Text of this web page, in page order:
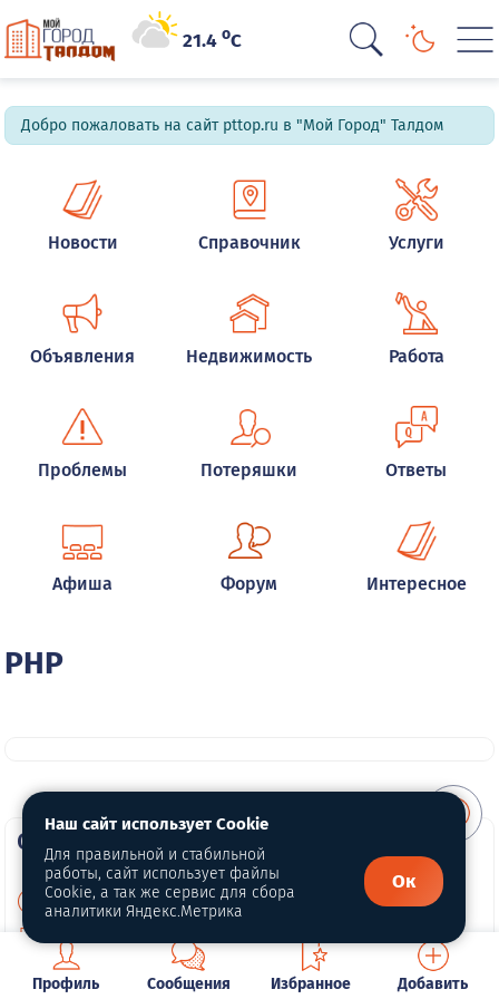
21.4oC
Добро пожаловать на сайт pttop.ru в "Мой Город" Талдом
Новости Справочник Услуги
Объявления Недвижимость Работа
Проблемы Потеряшки Ответы
Афиша Форум Интересное
PHP
О портале
О нас
Политика конфиденциальности
Обработка персональных данных
Профиль Сообщения Избранное Добавить
Наш сайт использует Cookie
Для правильной и стабильной
работы, сайт использует файлы
Cookie, а так же сервис для сбора
аналитики Яндекс.Метрика
Ок